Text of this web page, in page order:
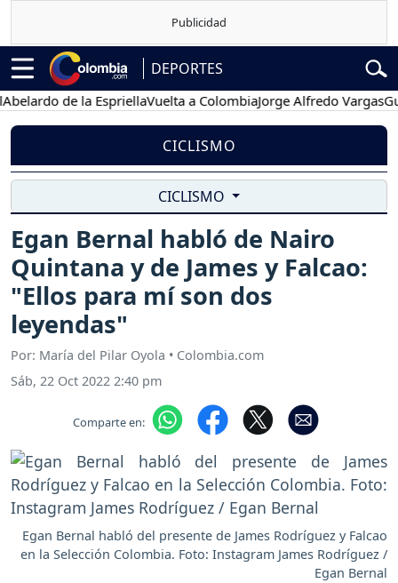
DEPORTES
de la EspriellaVuelta a ColombiaJorge Alfredo Vargas
CICLISMO
CICLISMO
Egan Bernal habló de Nairo
Quintana y de James y Falcao:
"Ellos para mí son dos
leyendas"
Por: María del Pilar Oyola • Colombia.com
Sáb, 22 Oct 2022 2:40 pm
Comparte en:
Egan Bernal habló del presente de James Rodríguez y Falcao
en la Selección Colombia. Foto: Instagram James Rodríguez /
Egan Bernal